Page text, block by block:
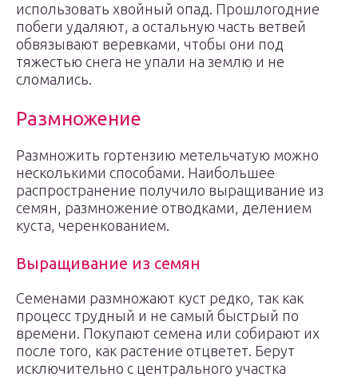
использовать хвойный опад. Прошлогодние
побеги удаляют, а остальную часть ветвей
обвязывают веревками, чтобы они под
тяжестью снега не упали на землю и не
сломались.
Размножение
Размножить гортензию метельчатую можно
несколькими способами. Наибольшее
распространение получило выращивание из
семян, размножение отводками, делением
куста, черенкованием.
Выращивание из семян
Семенами размножают куст редко, так как
процесс трудный и не самый быстрый по
времени. Покупают семена или собирают их
после того, как растение отцветет. Берут
исключительно с центрального участка